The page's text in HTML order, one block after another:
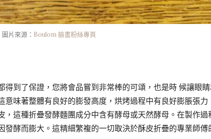
片來源： Boulom 臉書粉絲專頁
得到了保證，您將會品嘗到非常棒的可頌，也是時 候讓眼
意味著整體有良好的膨發高度，烘烤過程中有良好膨脹張
，這種折疊發酵麵團成分中含有酵母或天然酵母。在製作
發酵而膨大。這精細繁複的一切取決於酥皮折疊的專業師